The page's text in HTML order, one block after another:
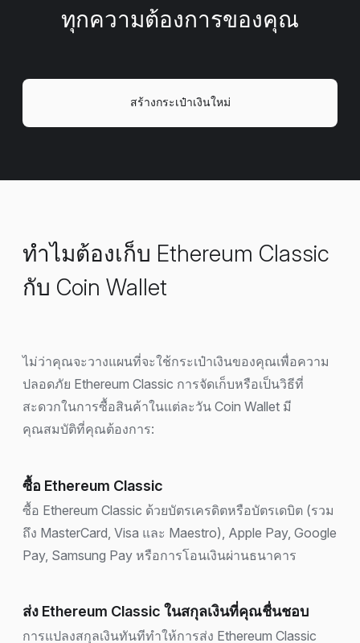
ทุกความต้องการของคุณ
สร้างกระเป๋าเงินใหม่
ทำไมต้องเก็บ Ethereum Classic
กับ Coin Wallet
ไม่ว่าคุณจะวางแผนที่จะใช้กระเป๋าเงินของคุณเพื่อความ
ปลอดภัย Ethereum Classic การจัดเก็บหรือเป็นวิธีที่
สะดวกในการซื้อสินค้าในแต่ละวัน Coin Wallet มี
คุณสมบัติที่คุณต้องการ:
ซื้อ Ethereum Classic
ซื้อ Ethereum Classic ด้วยบัตรเครดิตหรือบัตรเดบิต (รวม
ถึง MasterCard, Visa และ Maestro), Apple Pay, Google
Pay, Samsung Pay หรือการโอนเงินผ่านธนาคาร
ส่ง Ethereum Classic ในสกุลเงินที่คุณชื่นชอบ
การแปลงสกุลเงินทันทีทำให้การส่ง Ethereum Classic